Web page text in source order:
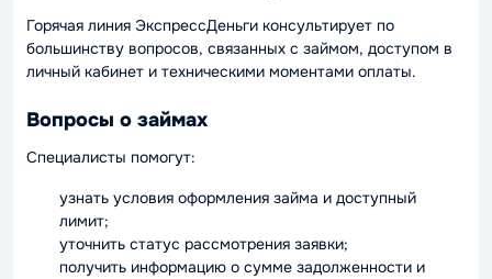
Горячая линия ЭкспрессДеньги консультирует по
большинству вопросов, связанных с займом, доступом в
личный кабинет и техническими моментами оплаты.
Вопросы о займах
Специалисты помогут:
узнать условия оформления займа и доступный
лимит;
уточнить статус рассмотрения заявки;
получить информацию о сумме задолженности и